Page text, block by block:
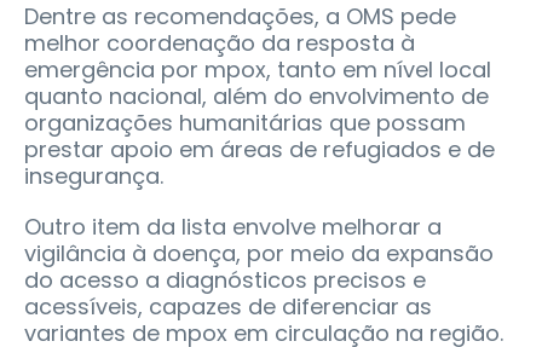
Dentre as recomendações, a OMS pede
melhor coordenação da resposta à
emergência por mpox, tanto em nível local
quanto nacional, além do envolvimento de
organizações humanitárias que possam
prestar apoio em áreas de refugiados e de
insegurança.
Outro item da lista envolve melhorar a
vigilância à doença, por meio da expansão
do acesso a diagnósticos precisos e
acessíveis, capazes de diferenciar as
variantes de mpox em circulação na região.